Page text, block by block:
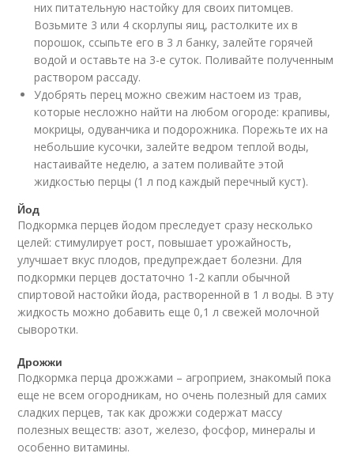
них питательную настойку для своих питомцев.
Возьмите 3 или 4 скорлупы яиц, растолките их в
порошок, ссыпьте его в 3 л банку, залейте горячей
водой и оставьте на 3-е суток. Поливайте полученным
раствором рассаду.
Удобрять перец можно свежим настоем из трав,
которые несложно найти на любом огороде: крапивы,
мокрицы, одуванчика и подорожника. Порежьте их на
небольшие кусочки, залейте ведром теплой воды,
настаивайте неделю, а затем поливайте этой
жидкостью перцы (1 л под каждый перечный куст).
Йод
Подкормка перцев йодом преследует сразу несколько
целей: стимулирует рост, повышает урожайность,
улучшает вкус плодов, предупреждает болезни. Для
подкормки перцев достаточно 1-2 капли обычной
спиртовой настойки йода, растворенной в 1 л воды. В эту
жидкость можно добавить еще 0,1 л свежей молочной
сыворотки.
Дрожжи
Подкормка перца дрожжами – агроприем, знакомый пока
еще не всем огородникам, но очень полезный для самих
сладких перцев, так как дрожжи содержат массу
полезных веществ: азот, железо, фосфор, минералы и
особенно витамины.